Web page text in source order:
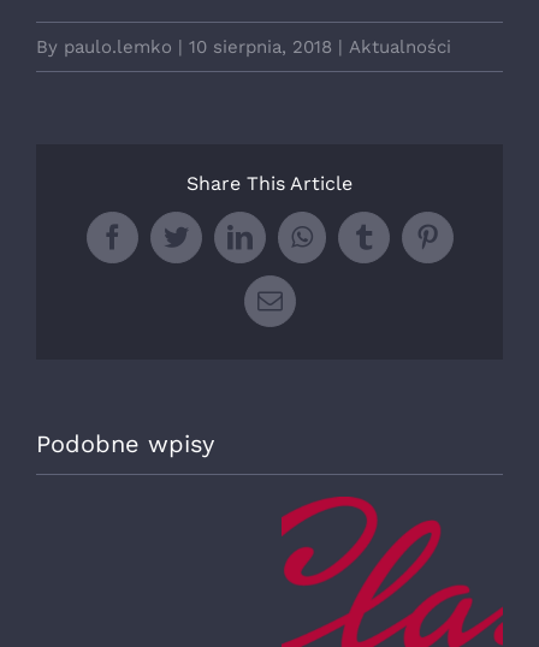
By paulo.lemko | 10 sierpnia, 2018 | Aktualności
Share This Article
FacebookTwitterLinkedInWhatsApp
TumblrPinterest
Email
Podobne wpisy